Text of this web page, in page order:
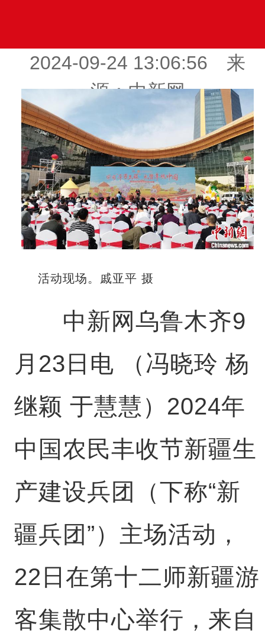
2024-09-24 13:06:56 来
源：中新网
活动现场。戚亚平 摄
中新网乌鲁木齐9
月23日电 （冯晓玲 杨
继颖 于慧慧）2024年
中国农民丰收节新疆生
产建设兵团（下称“新
疆兵团”）主场活动，
22日在第十二师新疆游
客集散中心举行，来自